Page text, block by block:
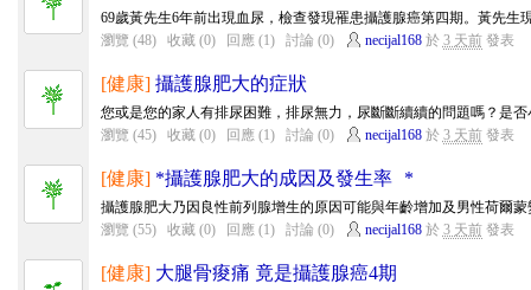
69歲黃先生6年前出現血尿，檢查發現罹患攝護腺癌第四期。黃先生
瀏覽 (48)
收藏 (0) 回應 (1) 討論 (0) necijal168於 3 天前發表
[健康] 攝護腺肥大的症狀
您或是您的家人有排尿困難，排尿無力，尿斷斷續續的問題嗎？是
瀏覽 (45)
收藏 (0) 回應 (1) 討論 (0) necijal168於 3 天前發表
[健康] *攝護腺肥大的成因及發生率 *
攝護腺肥大乃因良性前列腺增生的原因可能與年齡增加及男性荷爾
瀏覽 (55)
收藏 (0) 回應 (1) 討論 (0) necijal168於 3 天前發表
[健康] 大腿骨痠痛 竟是攝護腺癌4期